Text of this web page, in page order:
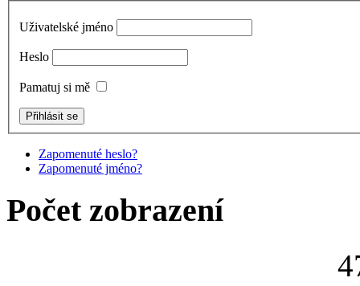
Uživatelské jméno
Heslo
Pamatuj si mě
Zapomenuté heslo?
Zapomenuté jméno?
Počet zobrazení
4